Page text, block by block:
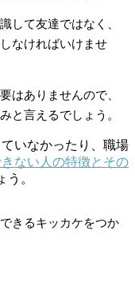
して友達ではなく、
なければいけませ
はありませんので、
と言えるでしょう。
いなかったり、職場
ない人の特徴とその
う。
きるキッカケをつか